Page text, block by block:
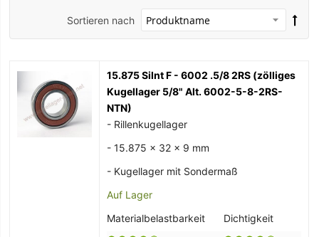
Sortieren nach
15.875 Silnt F - 6002 .5/8 2RS (zölliges
Kugellager 5/8" Alt. 6002-5-8-2RS-
NTN)
- Rillenkugellager
- 15.875 x 32 x 9 mm
- Kugellager mit Sondermaß
Auf Lager
Materialbelastbarkeit
Dichtigkeit